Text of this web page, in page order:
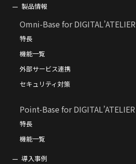
製品情報
Omni-Base for DIGITAL’ATELIER
特長
機能一覧
外部サービス連携
セキュリティ対策
Point-Base for DIGITAL’ATELIER
特長
機能一覧
導入事例